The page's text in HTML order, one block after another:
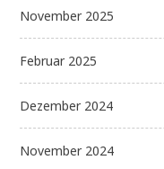
November 2025
Februar 2025
Dezember 2024
November 2024